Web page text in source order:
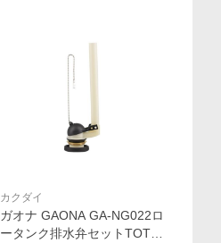
カクダイ
ガオナ GAONA GA-NG022ロ
ータンク排水弁セットTOTO